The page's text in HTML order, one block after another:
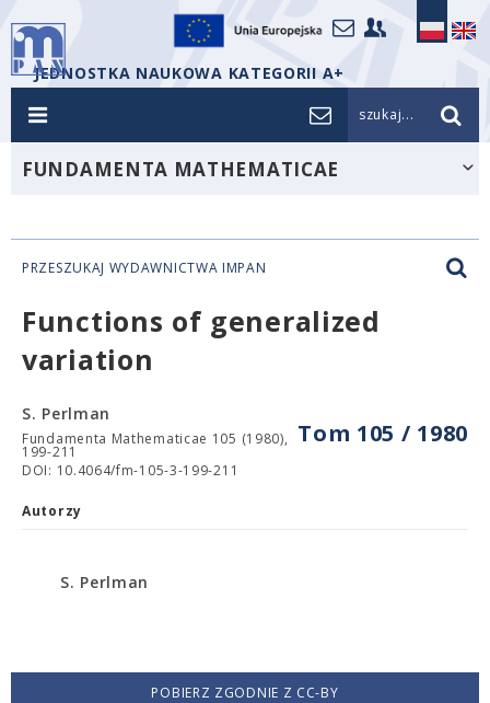
JEDNOSTKA NAUKOWA KATEGORII A+
szukaj...
FUNDAMENTA MATHEMATICAE
PRZESZUKAJ WYDAWNICTWA IMPAN
Functions of generalized
variation
Tom 105 / 1980
S. Perlman
Fundamenta Mathematicae 105 (1980),
199-211
DOI: 10.4064/fm-105-3-199-211
Autorzy
S. Perlman
POBIERZ ZGODNIE Z CC-BY